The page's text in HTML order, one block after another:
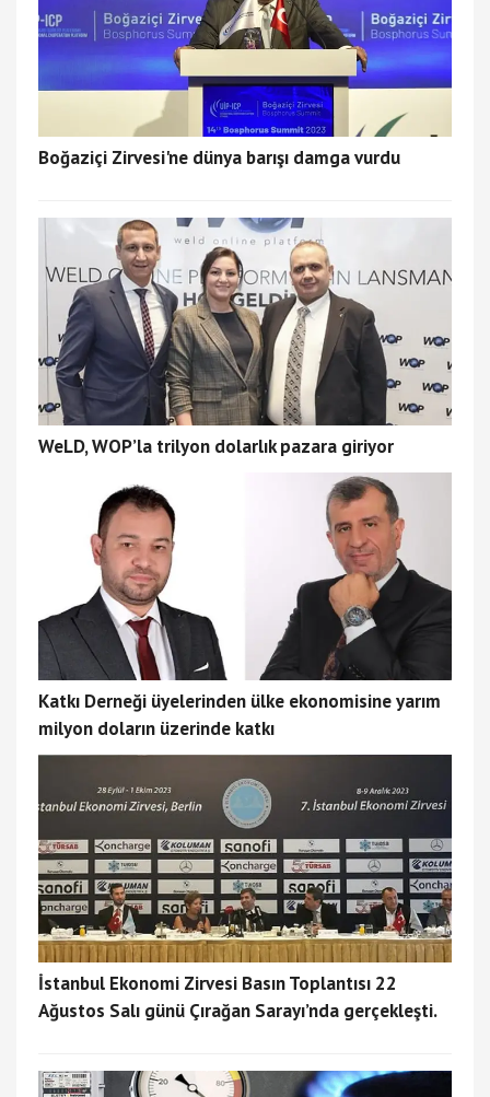
Boğaziçi Zirvesi'ne dünya barışı damga vurdu
WeLD, WOP’la trilyon dolarlık pazara giriyor
Katkı Derneği üyelerinden ülke ekonomisine yarım
milyon doların üzerinde katkı
İstanbul Ekonomi Zirvesi Basın Toplantısı 22
Ağustos Salı günü Çırağan Sarayı’nda gerçekleşti.